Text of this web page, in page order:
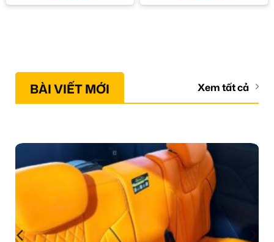
BÀI VIẾT MỚI Xem tất cả